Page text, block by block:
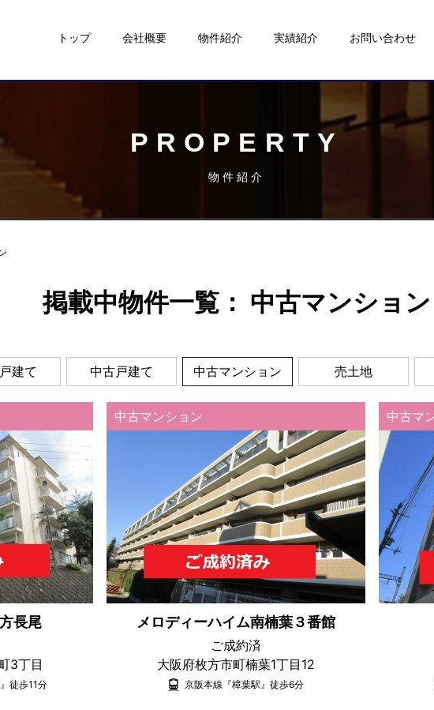
トップ 会社概要 物件紹介 実績紹介 お問い合わせ
PROPERTY
物件紹介
掲載中物件一覧： 中古マンション
建て 中古戸建て 中古マンション 売土地
長尾
3丁目
徒歩11分
中古マンション
メロディーハイム南楠葉３番館
ご成約済
大阪府枚方市町楠葉1丁目12
京阪本線『樟葉駅』徒歩6分
中古マ